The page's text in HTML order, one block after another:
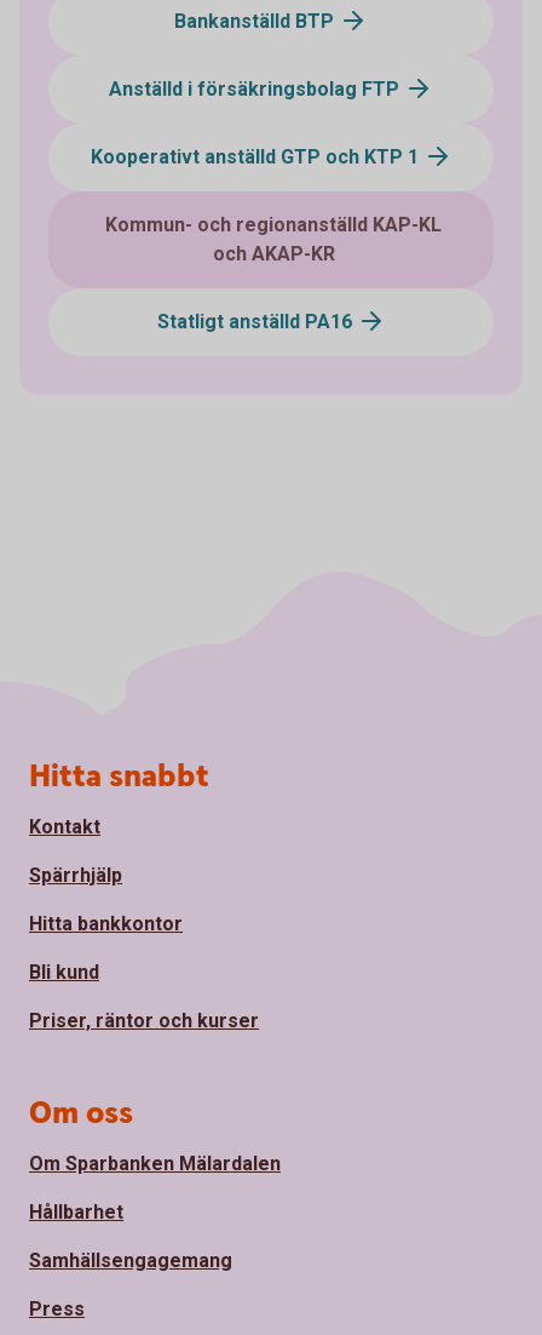
Bankanställd BTP
Anställd i försäkringsbolag FTP
Kooperativt anställd GTP och KTP 1
Kommun- och regionanställd KAP-KL
och AKAP-KR
Statligt anställd PA16
Sidfot
Hitta snabbt
Kontakt
Spärrhjälp
Hitta bankkontor
Bli kund
Priser, räntor och kurser
Om oss
Om Sparbanken Mälardalen
Hållbarhet
Samhällsengagemang
Press